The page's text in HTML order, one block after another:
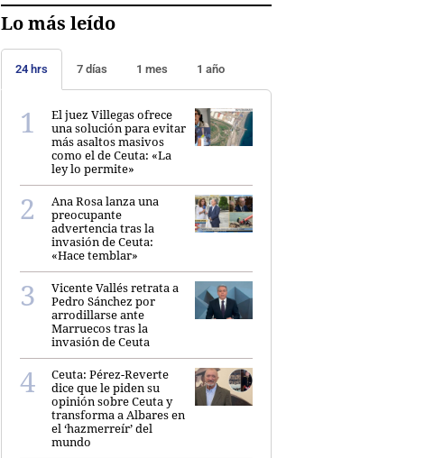
Lo más leído
24 hrs 7 días 1 mes 1 año
El juez Villegas ofrece
una solución para evitar
más asaltos masivos
como el de Ceuta: «La
ley lo permite»
Ana Rosa lanza una
preocupante
advertencia tras la
invasión de Ceuta:
«Hace temblar»
Vicente Vallés retrata a
Pedro Sánchez por
arrodillarse ante
Marruecos tras la
invasión de Ceuta
Ceuta: Pérez-Reverte
dice que le piden su
opinión sobre Ceuta y
transforma a Albares en
el ‘hazmerreír’ del
mundo